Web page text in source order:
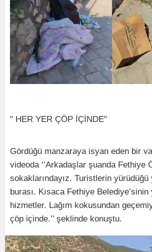
" HER YER ÇÖP İÇİNDE"
Gördüğü manzaraya isyan eden bir
videoda ‘’Arkadaşlar şuanda Fethiye
sokaklarındayız. Turistlerin
burası. Kısaca Fethiye Belediye’sinin
hizmetler. Lağım kokusundan
çöp içinde.’’ şeklinde konuştu.